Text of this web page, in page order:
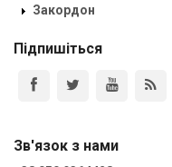
Закордон
Підпишіться
Зв'язок з нами